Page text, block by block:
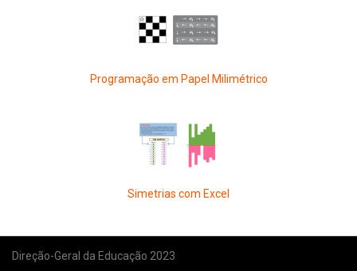
Programação em Papel Milimétrico
Simetrias com Excel
Direção-Geral da Educação 2023